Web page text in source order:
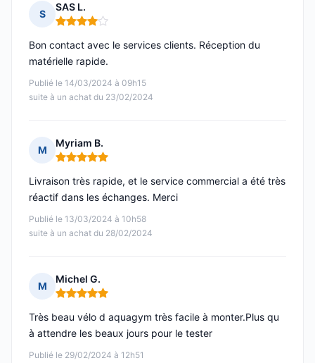
S
SAS L.
Note : 4 sur 5
Publié le 14/03/2024 à 09h15
suite à un achat du 23/02/2024
Bon contact avec le services clients. Réception du
matérielle rapide.
M
Myriam B.
Note : 5 sur 5
Publié le 13/03/2024 à 10h58
suite à un achat du 28/02/2024
Livraison très rapide, et le service commercial a été très
réactif dans les échanges. Merci
M
Michel G.
Note : 5 sur 5
Publié le 29/02/2024 à 12h51
Très beau vélo d aquagym très facile à monter.Plus qu
à attendre les beaux jours pour le tester